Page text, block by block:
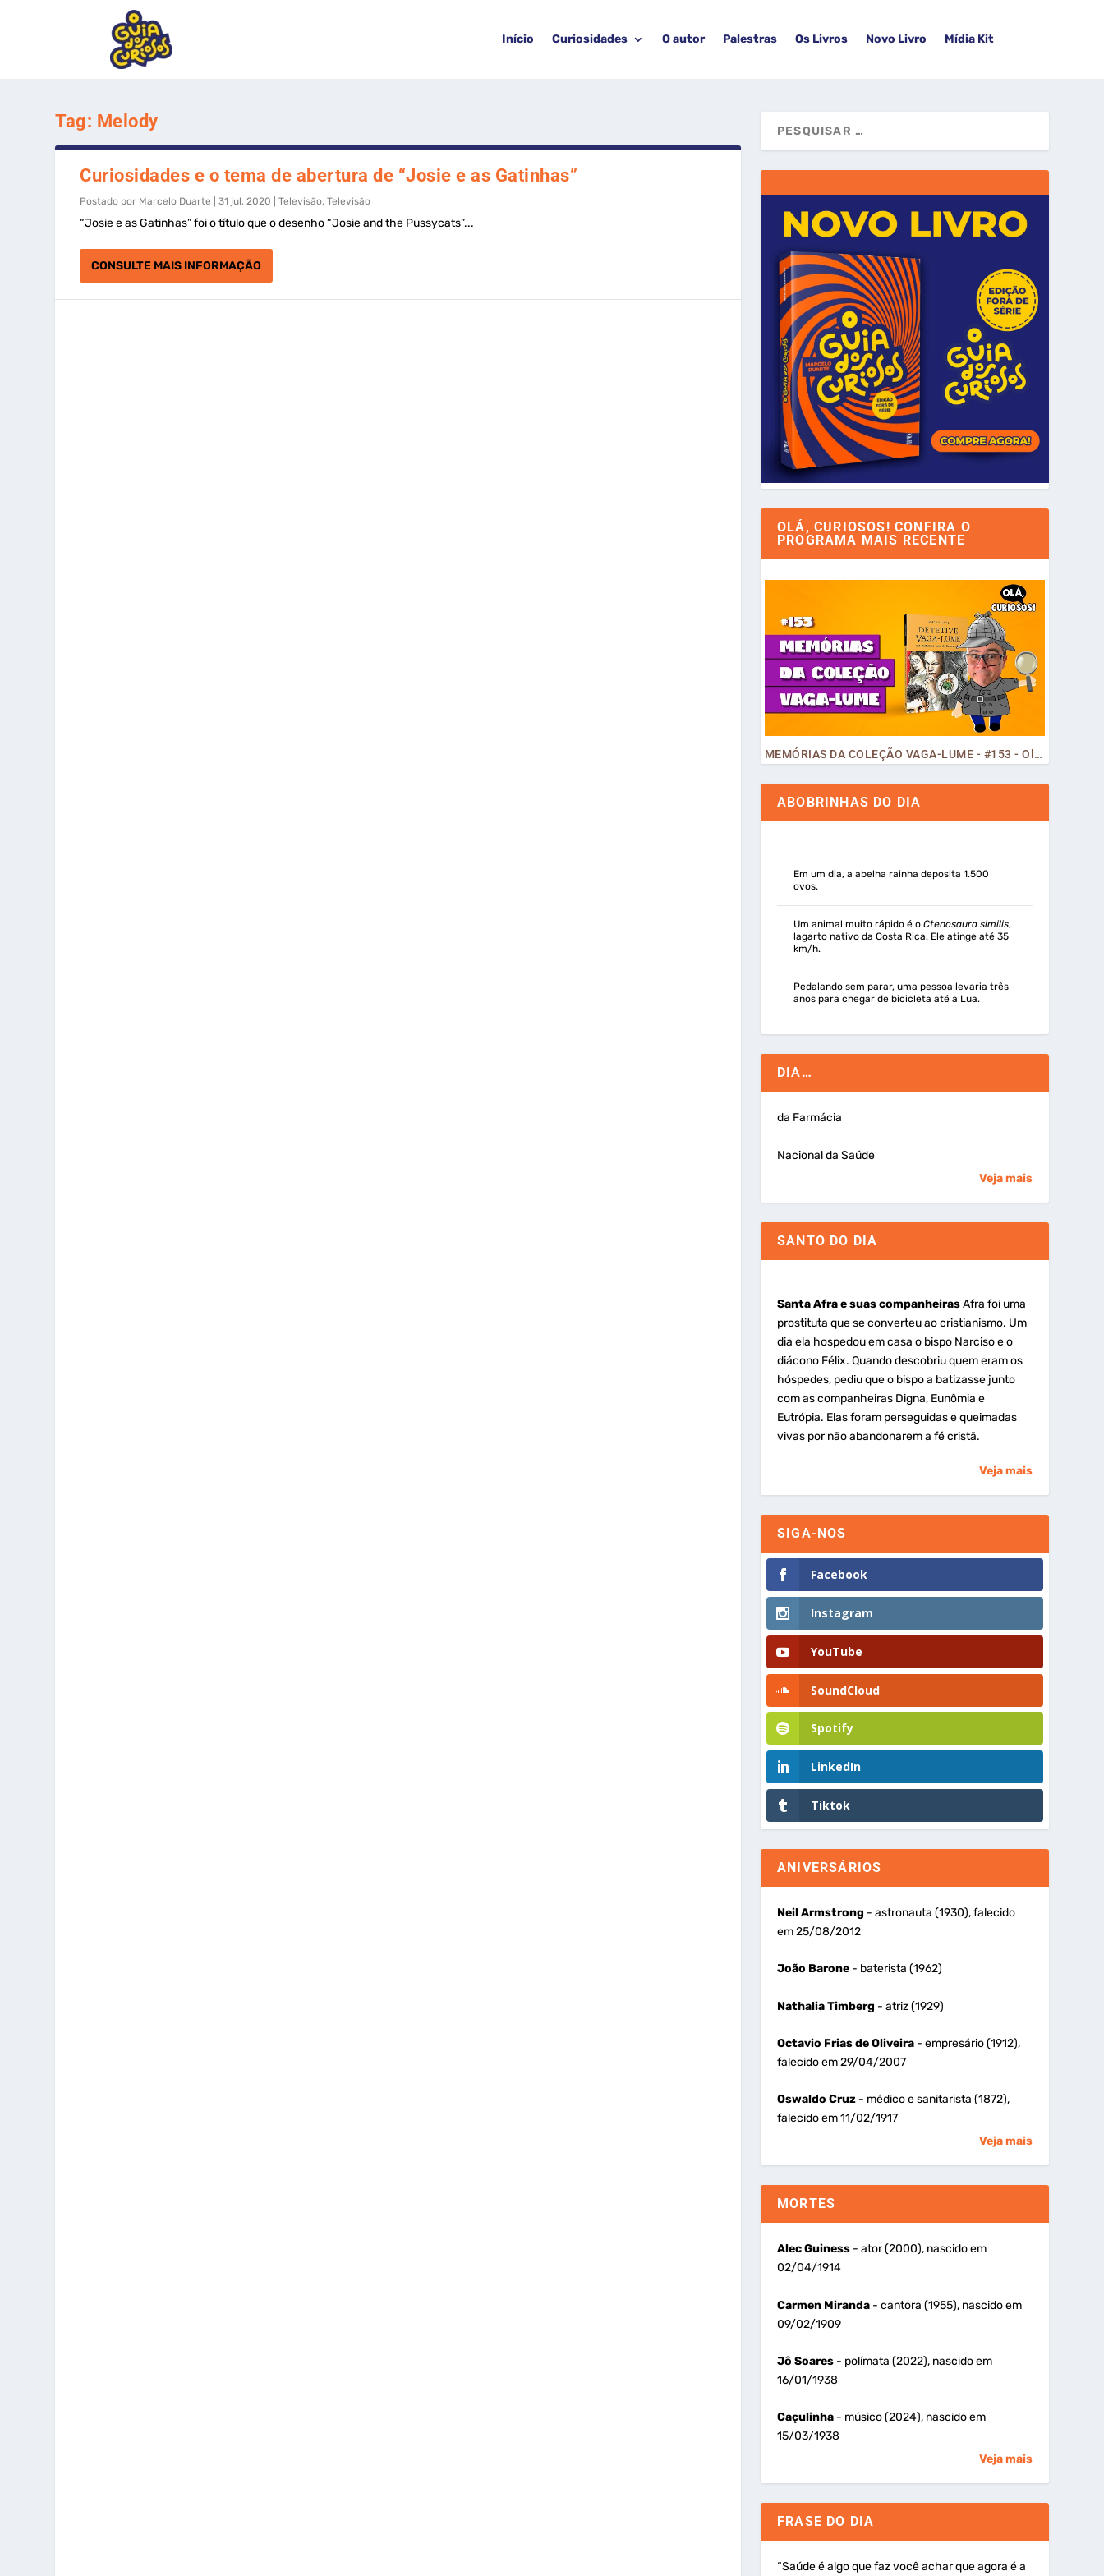
Início Curiosidades O autor Palestras Os Livros Novo Livro Mídia Kit
Tag: Melody
Curiosidades e o tema de abertura de “Josie e as Gatinhas”
Postado por Marcelo Duarte |31 jul, 2020 |Televisão,Televisão
“Josie e as Gatinhas” foi o título que o desenho “Josie and the Pussycats”...
CONSULTE MAIS INFORMAÇÃO
OLÁ, CURIOSOS! CONFIRA O
PROGRAMA MAIS RECENTE
MEMÓRIAS DA COLEÇÃO VAGA-LUME - #153 - Olá, Curiosos! 2023
ABOBRINHAS DO DIA
Em um dia, a abelha rainha deposita 1.500
ovos.
Um animal muito rápido é o Ctenosaura similis,
lagarto nativo da Costa Rica. Ele atinge até 35
km/h.
Pedalando sem parar, uma pessoa levaria três
anos para chegar de bicicleta até a Lua.
DIA…
da Farmácia
Nacional da Saúde
Veja mais
SANTO DO DIA
Santa Afra e suas companheirasAfra foi uma
prostituta que se converteu ao cristianismo. Um
dia ela hospedou em casa o bispo Narciso e o
diácono Félix. Quando descobriu quem eram os
hóspedes, pediu que o bispo a batizasse junto
com as companheiras Digna, Eunômia e
Eutrópia. Elas foram perseguidas e queimadas
vivas por não abandonarem a fé cristã.
Veja mais
SIGA-NOS
Facebook
Instagram
YouTube
SoundCloud
Spotify
LinkedIn
Tiktok
ANIVERSÁRIOS
Neil Armstrong - astronauta (1930), falecido
em 25/08/2012
João Barone- baterista (1962)
Nathalia Timberg - atriz (1929)
Octavio Frias de Oliveira- empresário (1912),
falecido em 29/04/2007
Oswaldo Cruz- médico e sanitarista (1872),
falecido em 11/02/1917
Veja mais
MORTES
Alec Guiness- ator (2000), nascido em
02/04/1914
Carmen Miranda- cantora (1955), nascido em
09/02/1909
Jô Soares- polímata (2022), nascido em
16/01/1938
Caçulinha- músico (2024), nascido em
15/03/1938
Veja mais
FRASE DO DIA
“Saúde é algo que faz você achar que agora é a